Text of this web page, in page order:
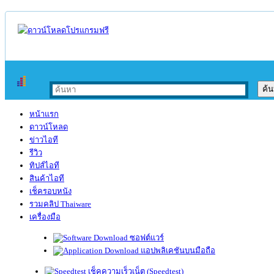
หน้าแรก
ดาวน์โหลด
ข่าวไอที
รีวิว
ทิปส์ไอที
สินค้าไอที
เช็ครอบหนัง
รวมคลิป Thaiware
เครื่องมือ
ซอฟต์แวร์
แอปพลิเคชันบนมือถือ
เช็คความเร็วเน็ต (Speedtest)